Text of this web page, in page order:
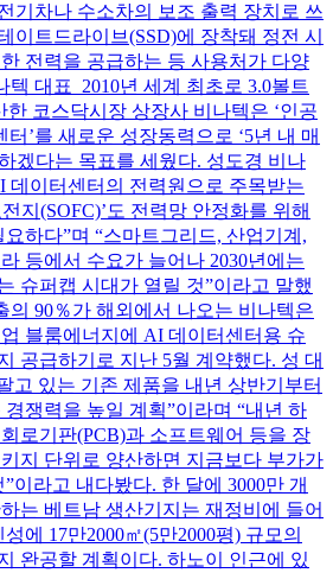
기차나 수소차의 보조 출력 장치로 쓰
이트드라이브(SSD)에 장착돼 정전 시
전력을 공급하는 등 사용처가 다양
대표 2010년 세계 최초로 3.0볼트
코스닥시장 상장사 비나텍은 ‘인공
’를 새로운 성장동력으로 ‘5년 내 매
겠다는 목표를 세웠다. 성도경 비나
데이터센터의 전력원으로 주목받는
지(SOFC)’도 전력망 안정화를 위해
하다”며 “스마트그리드, 산업기계,
등에서 수요가 늘어나 2030년에는
슈퍼캡 시대가 열릴 것”이라고 말했
의 90％가 해외에서 나오는 비나텍은
블룸에너지에 AI 데이터센터용 슈
공급하기로 지난 5월 계약했다. 성 대
고 있는 기존 제품을 내년 상반기부터
쟁력을 높일 계획”이라며 “내년 하
로기판(PCB)과 소프트웨어 등을 장
지 단위로 양산하면 지금보다 부가가
이라고 내다봤다. 한 달에 3000만 개
는 베트남 생산기지는 재정비에 들어
에 17만2000㎡(5만2000평) 규모의
완공할 계획이다. 하노이 인근에 있